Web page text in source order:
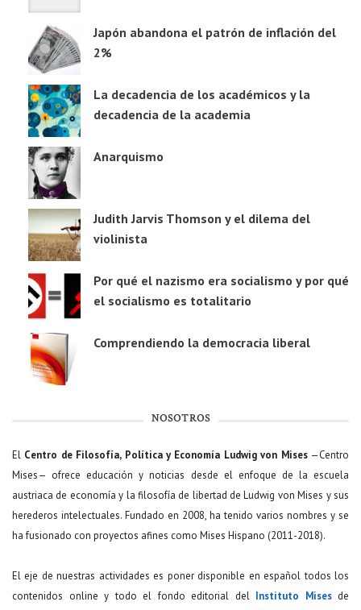
Japón abandona el patrón de inflación del
2%
La decadencia de los académicos y la
decadencia de la academia
Anarquismo
Judith Jarvis Thomson y el dilema del
violinista
Por qué el nazismo era socialismo y por qué
el socialismo es totalitario
Comprendiendo la democracia liberal
NOSOTROS
El Centro de Filosofía, Política y Economía Ludwig von Mises—Centro
Mises— ofrece educación y noticias desde el enfoque de la escuela
austriaca de economía y la filosofía de libertad de Ludwig von Mises y sus
herederos intelectuales. Fundado en 2008, ha tenido varios nombres y se
ha fusionado con proyectos afines como Mises Hispano (2011-2018).
El eje de nuestras actividades es poner disponible en español todos los
contenidos online y todo el fondo editorial del Instituto Misesde